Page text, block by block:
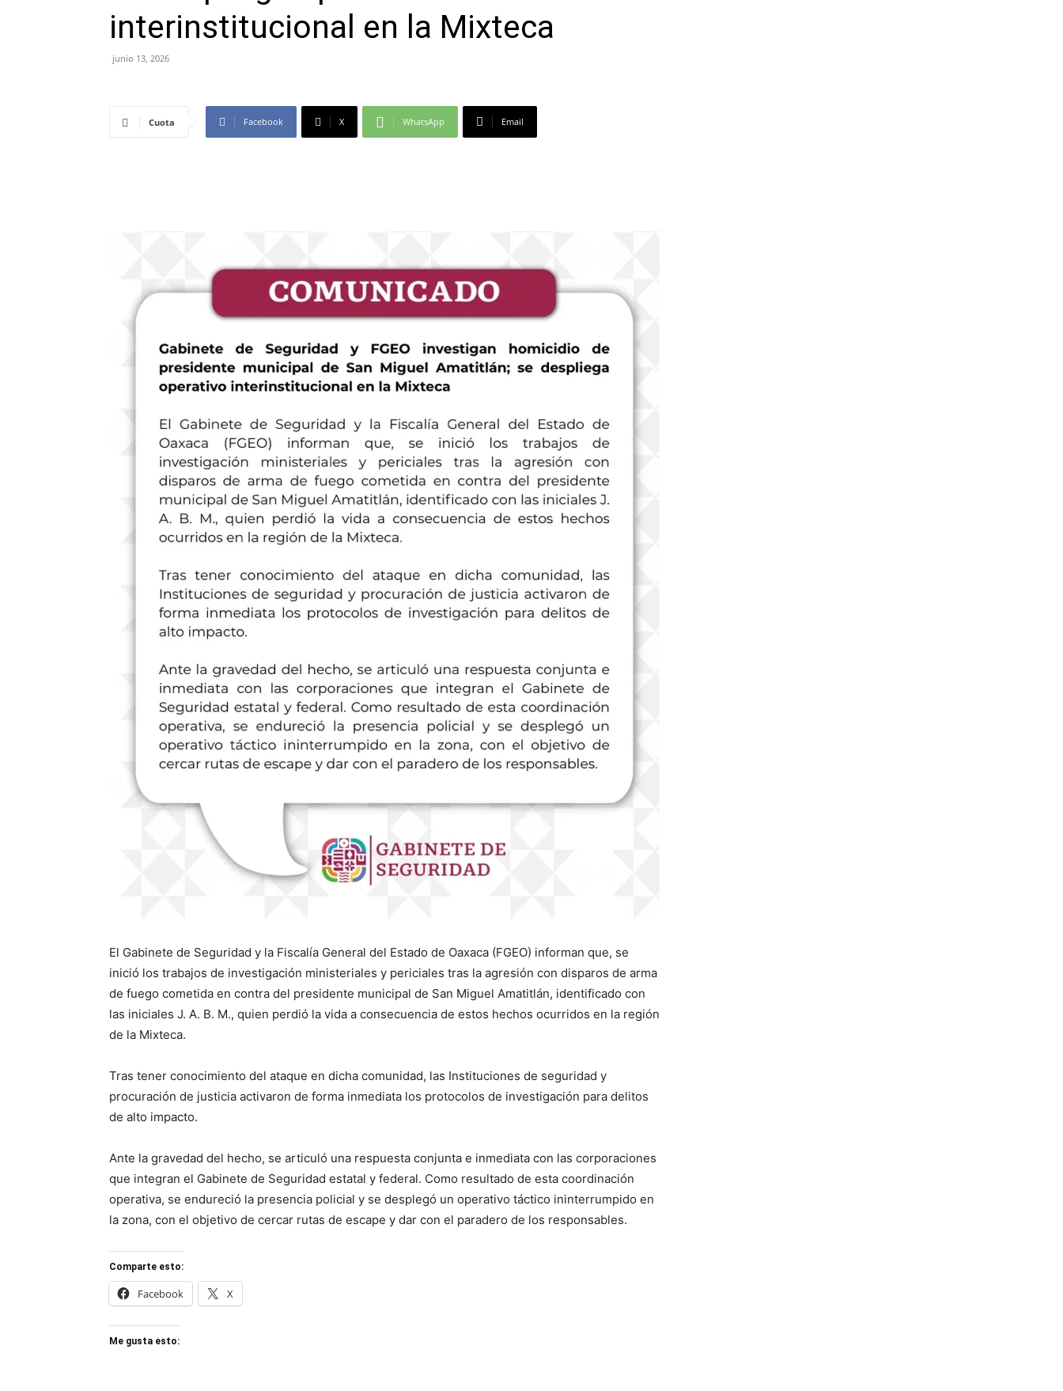
interinstitucional en la Mixteca
junio 13, 2026
Cuota Facebook X WhatsApp Email
El Gabinete de Seguridad y la Fiscalía General del Estado de Oaxaca (FGEO) informan que, se
inició los trabajos de investigación ministeriales y periciales tras la agresión con disparos de arma
de fuego cometida en contra del presidente municipal de San Miguel Amatitlán, identificado con
las iniciales J. A. B. M., quien perdió la vida a consecuencia de estos hechos ocurridos en la región
de la Mixteca.
Tras tener conocimiento del ataque en dicha comunidad, las Instituciones de seguridad y
procuración de justicia activaron de forma inmediata los protocolos de investigación para delitos
de alto impacto.
Ante la gravedad del hecho, se articuló una respuesta conjunta e inmediata con las corporaciones
que integran el Gabinete de Seguridad estatal y federal. Como resultado de esta coordinación
operativa, se endureció la presencia policial y se desplegó un operativo táctico ininterrumpido en
la zona, con el objetivo de cercar rutas de escape y dar con el paradero de los responsables.
Comparte esto:
Facebook X
Me gusta esto: